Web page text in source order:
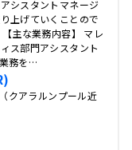
シスタントマネージ
上げていくことので
主な業務内容】 マレ
ス部門アシスタント
務を…
クアラルンプール近